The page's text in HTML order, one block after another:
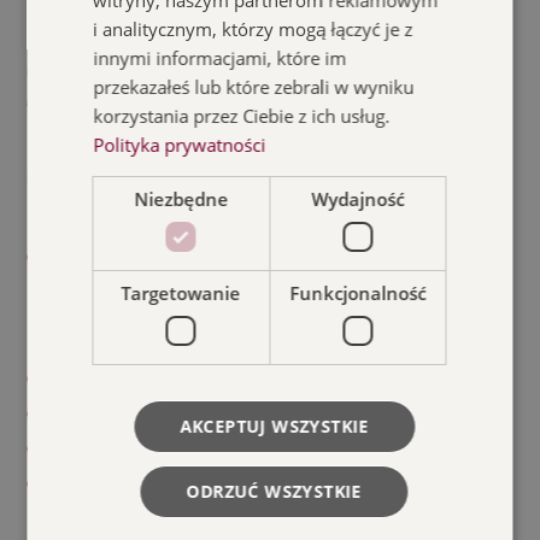
sztuki na pograniczu muzykoterapii. Czysty głos działa
i na słuchacza i na twórcę w sposób głęboko poruszający,
oczyszczający i inspirujący. To mój własny sposób
naprawiania rzeczywistości.
Dyskografia i osiągnięcia
„A ja nie chcę spać”, 2011 – album inspirowany
wierszami polskich poetów otrzymał główną nagrodę
w konkursie „Świat Przyjazny Dziecku”
organizowanym przez Komitet Ochrony Praw Dziecka
„Najlepsze życzenie”, 2014
„Thousand Lakes”, premiera 4 listopada 2016
Stypendystka Ministerstwa Kultury i Dziedzictwa
Narodowego i Urzędu Marszałkowskiego w Olsztynie
i analitycznym, którzy mogą łączyć je z
innymi informacjami, które im
przekazałeś lub które zebrali w wyniku
korzystania przez Ciebie z ich usług.
Polityka prywatności
Niezbędne Wydajność
Targetowanie Funkcjonalność
AKCEPTUJ WSZYSTKIE
ODRZUĆ WSZYSTKIE